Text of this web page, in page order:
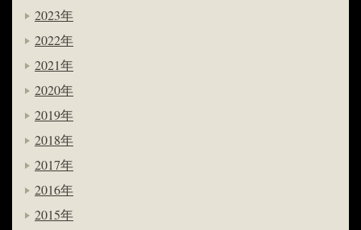
2023年
2022年
2021年
2020年
2019年
2018年
2017年
2016年
2015年